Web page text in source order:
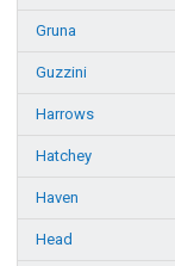
Gruna
Guzzini
Harrows
Hatchey
Haven
Head